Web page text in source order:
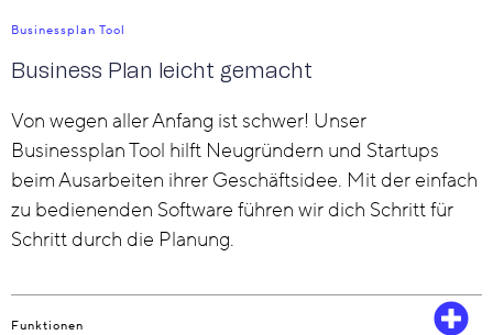
Businessplan Tool
Business Plan leicht gemacht
Von wegen aller Anfang ist schwer! Unser
Businessplan Tool hilft Neugründern und Startups
beim Ausarbeiten ihrer Geschäftsidee. Mit der einfach
zu bedienenden Software führen wir dich Schritt für
Schritt durch die Planung.
Funktionen